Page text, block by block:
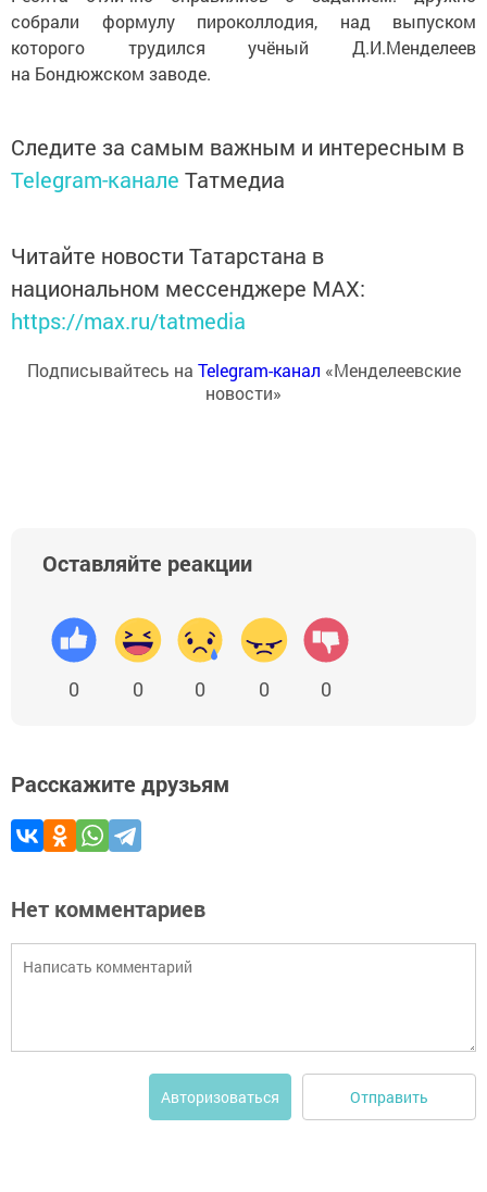
собрали формулу пироколлодия, над выпуском
которого трудился учёный Д.И.Менделеев
на Бондюжском заводе.
Следите за самым важным и интересным в
Telegram-канале Татмедиа
Читайте новости Татарстана в
национальном мессенджере MАХ:
https://max.ru/tatmedia
Подписывайтесь на Telegram-канал «Менделеевские
новости»
Оставляйте реакции
0 0 0 0 0
Расскажите друзьям
Нет комментариев
Авторизоваться Отправить